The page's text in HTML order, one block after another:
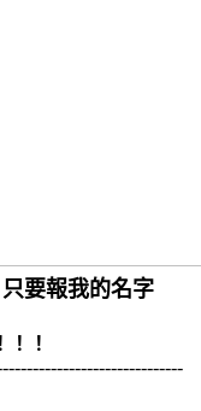
要報我的名字
！